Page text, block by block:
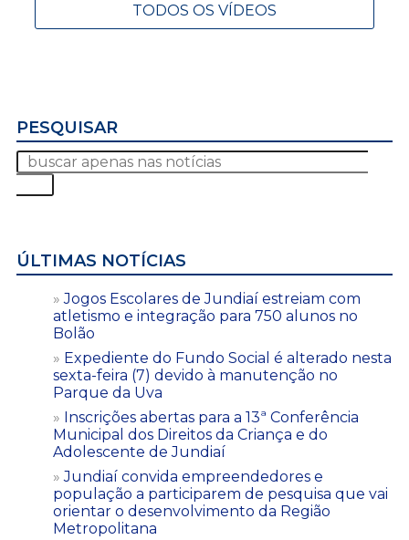
TODOS OS VÍDEOS
PESQUISAR
ÚLTIMAS NOTÍCIAS
Jogos Escolares de Jundiaí estreiam com
atletismo e integração para 750 alunos no
Bolão
Expediente do Fundo Social é alterado nesta
sexta-feira (7) devido à manutenção no
Parque da Uva
Inscrições abertas para a 13ª Conferência
Municipal dos Direitos da Criança e do
Adolescente de Jundiaí
Jundiaí convida empreendedores e
população a participarem de pesquisa que vai
orientar o desenvolvimento da Região
Metropolitana